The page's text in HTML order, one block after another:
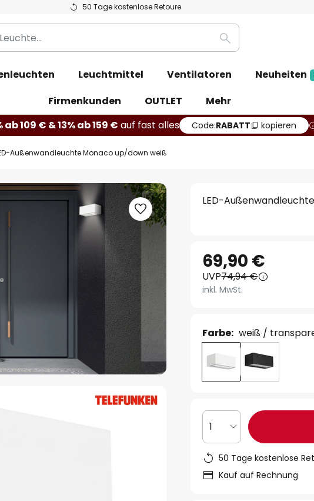
50 Tage kostenlose Retoure
Suche
Leuchtmittel Ventilatoren Neuheiten
Firmenkunden
OUTLET
Mehr
ab 109 € & 13% ab 159 € auf fast alles Code:RABATT kopieren
Außenwandleuchte Monaco up/down weiß
LED-
69,90 €
UVP74,94 €
inkl. MwSt.
Farbe: weiß /
1
50 Tage kostenlose
Kauf auf Rechnung